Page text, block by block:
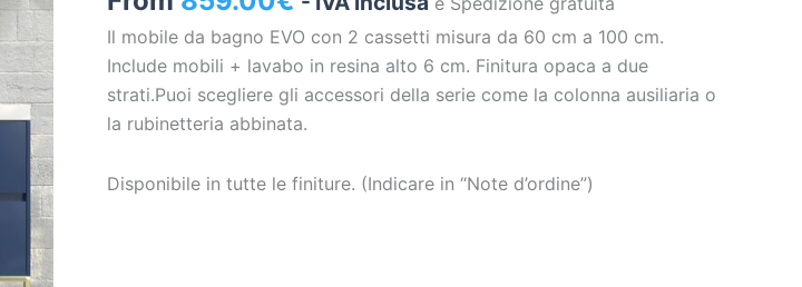
Il mobile da bagno EVO con 2 cassetti misura da 60 cm a 100 cm.
Include mobili + lavabo in resina alto 6 cm. Finitura opaca a due
strati.Puoi scegliere gli accessori della serie come la colonna ausiliaria o
la rubinetteria abbinata.
Disponibile in tutte le finiture. (Indicare in “Note d’ordine”)
finitura
mat
con
lavabo
in
spessore